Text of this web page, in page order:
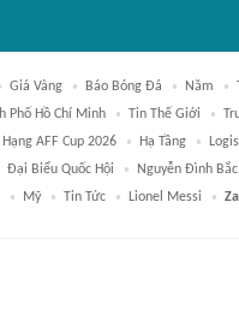
Giá Vàng Báo Bóng Đá Năm
Phố Hồ Chí Minh Tin Thế Giới
Hạng AFF Cup 2026 Hạ Tầng
Đại Biểu Quốc Hội Nguyễn Đình Bắc
Mỹ Tin Tức Lionel Messi